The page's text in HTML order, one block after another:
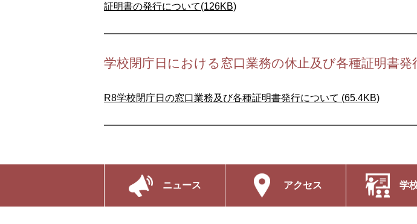
証明書の発行について(126KB)
学校閉庁日における窓口業務の休止及び各種証明書発
R8学校閉庁日の窓口業務及び各種証明書発行について (65.4KB)
ニュース アクセス 学